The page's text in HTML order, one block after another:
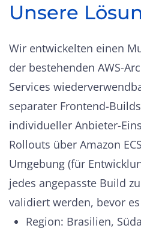
Unsere
Wir entwickelten einen
der bestehenden AWS-
Services
separater Frontend-
individueller Anbieter-
Rollouts über Amazon
Umgebung (für
jedes angepasste Build
validiert werden, bevor
Region: Brasilien,